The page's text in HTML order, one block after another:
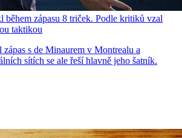
během zápasu 8 triček. Podle kritiků vzal
taktikou
s de Minaurem v Montrealu a
sítích se ale řeší hlavně jeho šatník.